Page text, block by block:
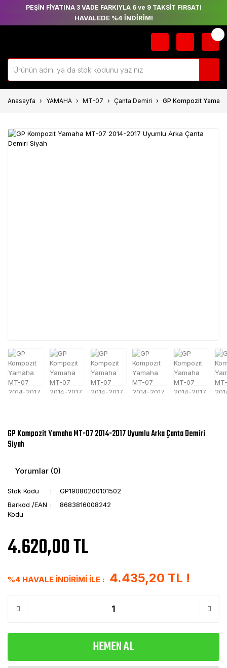
PEŞİN FİYATINA 3 VADE FARKIYLA 6 ve 9 TAKSİT FIRSATI
HAVALEDE %4 İNDİRİM!
Anasayfa YAMAHA MT-07 Çanta Demiri GP Kompozit
GP Kompozit Yamaha MT-07 2014-2017 Uyumlu Arka Çanta Demiri
Siyah
Yorumlar (0)
Stok Kodu
GP19080200101502
Barkod /EAN
Kodu
8683816008242
4.620,00 TL
%4 HAVALE İNDİRİMİ İLE : 4.435,20 TL !
HEMEN AL